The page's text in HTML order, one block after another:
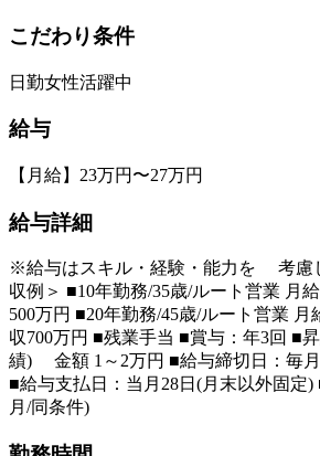
こだわり条件
日勤女性活躍中
給与
【月給】23万円〜27万円
給与詳細
※給与はスキル・経験・能力を 考慮
収例＞ ■10年勤務/35歳/ルート営業 月
500万円 ■20年勤務/45歳/ルート営業 月
収700万円 ■残業手当 ■賞与：年3回 ■
績) 金額 1～2万円 ■給与締切日：毎
■給与支払日：当月28日(月末以外固定)
月/同条件)